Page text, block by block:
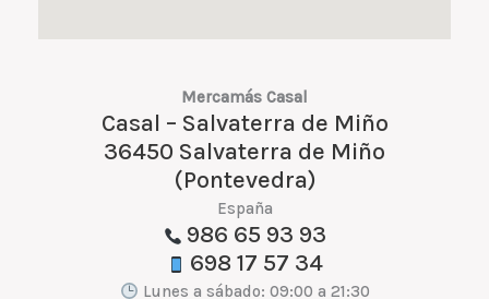
Mercamás Casal
Casal – Salvaterra de Miño
36450 Salvaterra de Miño
(Pontevedra)
España
986 65 93 93
698 17 57 34
Lunes a sábado: 09:00 a 21:30